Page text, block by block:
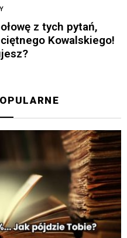
z tych pytań,
Kowalskiego!